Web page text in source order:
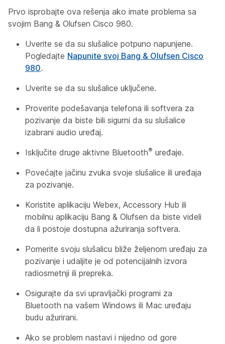
Prvo isprobajte ova rešenja ako imate problema sa
svojim Bang & Olufsen Cisco 980.
Uverite se da su slušalice potpuno napunjene.
Pogledajte Napunite svoj Bang & Olufsen Cisco
980.
Uverite se da su slušalice uključene.
Proverite podešavanja telefona ili softvera za
pozivanje da biste bili sigurni da su slušalice
izabrani audio uređaj.
Isključite druge aktivne Bluetooth® uređaje.
Povećajte jačinu zvuka svoje slušalice ili uređaja
za pozivanje.
Koristite aplikaciju Webex, Accessory Hub ili
mobilnu aplikaciju Bang & Olufsen da biste videli
da li postoje dostupna ažuriranja softvera.
Pomerite svoju slušalicu bliže željenom uređaju za
pozivanje i udaljite je od potencijalnih izvora
radiosmetnji ili prepreka.
Osigurajte da svi upravljački programi za
Bluetooth na vašem Windows ili Mac uređaju
budu ažurirani.
Ako se problem nastavi i nijedno od gore